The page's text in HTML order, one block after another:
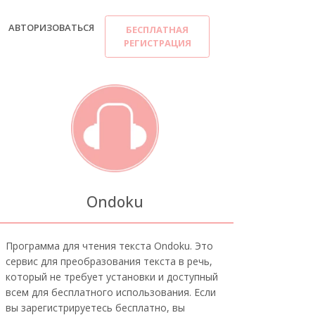
АВТОРИЗОВАТЬСЯ
БЕСПЛАТНАЯ
РЕГИСТРАЦИЯ
Ondoku
Программа для чтения текста Ondoku. Это
сервис для преобразования текста в речь,
который не требует установки и доступный
всем для бесплатного использования. Если
вы зарегистрируетесь бесплатно, вы